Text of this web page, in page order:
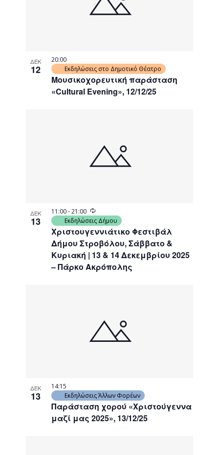
ΔΕΚ
12
Μουσικοχορευτική παράσταση
«Cultural Evening», 12/12/25
20:00
Εκδηλώσεις στο Δημοτικό Θέατρο
ΔΕΚ
13
Χριστουγεννιάτικο Φεστιβάλ
Δήμου Στροβόλου, Σάββατο &
Κυριακή | 13 & 14 Δεκεμβρίου 2025
– Πάρκο Ακρόπολης
11:00-21:00
Recurring
Εκδηλώσεις Δήμου
ΔΕΚ
13
Παράσταση χορού «Χριστούγεννα
μαζί μας 2025», 13/12/25
14:15
Εκδηλώσεις Άλλων Φορέων